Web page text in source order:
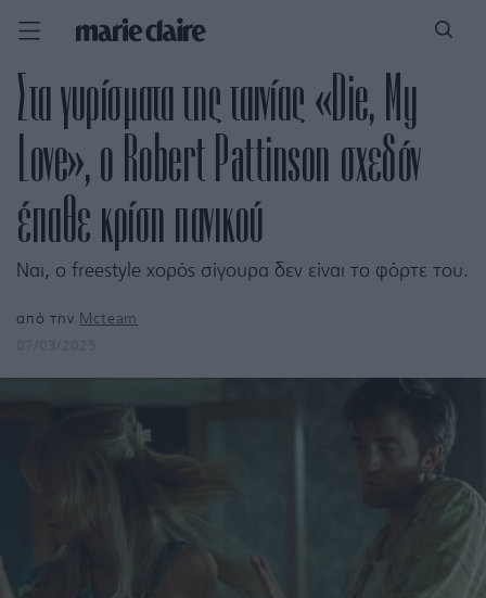
Στα γυρίσματα της ταινίας «Die, My
Love», ο Robert Pattinson σχεδόν
έπαθε κρίση πανικού
Ναι, ο freestyle χορός σίγουρα δεν είναι το φόρτε του.
από την Mcteam